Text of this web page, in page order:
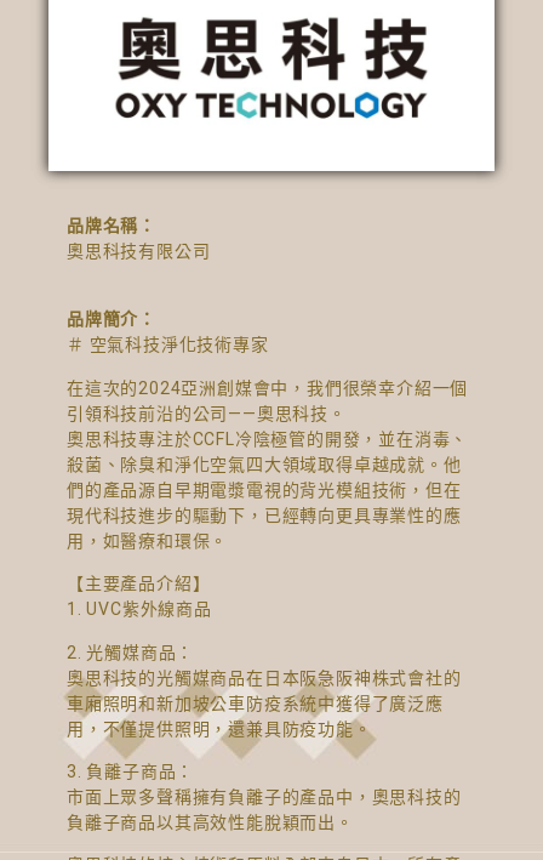
品牌名稱：
奧思科技有限公司
品牌簡介：
＃ 空氣科技淨化技術專家
在這次的2024亞洲創媒會中，我們很榮幸介紹一個
引領科技前沿的公司——奧思科技。
奧思科技專注於CCFL冷陰極管的開發，並在消毒、
殺菌、除臭和淨化空氣四大領域取得卓越成就。他
們的產品源自早期電漿電視的背光模組技術，但在
現代科技進步的驅動下，已經轉向更具專業性的應
用，如醫療和環保。
【主要產品介紹】
1. UVC紫外線商品
2. 光觸媒商品：
奧思科技的光觸媒商品在日本阪急阪神株式會社的
車廂照明和新加坡公車防疫系統中獲得了廣泛應
用，不僅提供照明，還兼具防疫功能。
3. 負離子商品：
市面上眾多聲稱擁有負離子的產品中，奧思科技的
負離子商品以其高效性能脫穎而出。